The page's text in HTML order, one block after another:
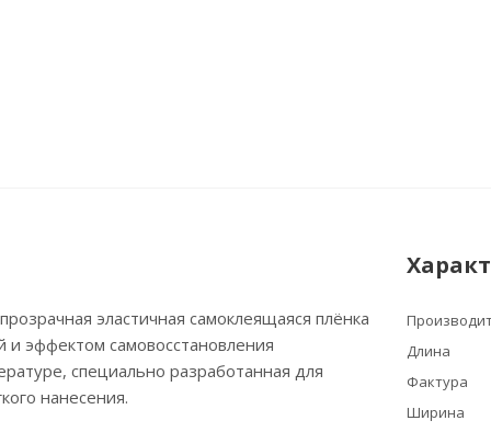
эластичная самоклеящаяся плёнка
и эффектом самовосстановления
специально разработанная для
нанесения.
Длина
Фактура
Ширина